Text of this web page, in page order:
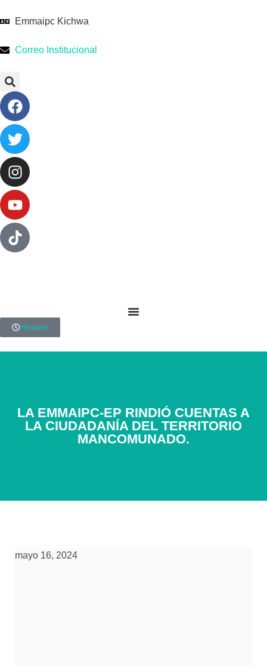
Emmaipc Kichwa
Correo Institucional
Horarios
LA EMMAIPC-EP RINDIÓ CUENTAS A
LA CIUDADANÍA DEL TERRITORIO
MANCOMUNADO.
mayo 16, 2024